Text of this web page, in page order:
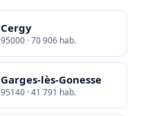
Cergy
95000 · 70 906 hab.
Garges-lès-Gonesse
95140 · 41 791 hab.